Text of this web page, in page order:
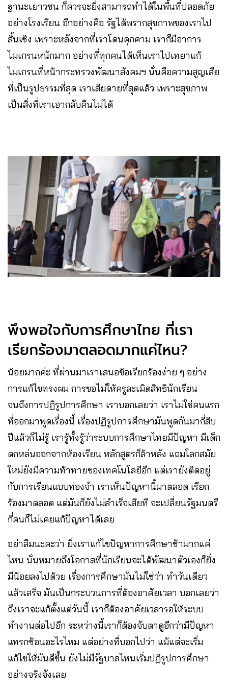
ฐานะเยาวชน ก็ควรจะยิ่งสามารถทำได้ในพื้นที่ปลอดภัย
อย่างโรงเรียน อีกอย่างคือ รัฐได้พรากสุขภาพของเราไป
สิ้นเชิง เพราะหลังจากที่เราโดนคุกคาม เราก็มีอาการ
ไมเกรนหนักมาก อย่างที่ทุกคนได้เห็นเราไปเทยาแก้
ไมเกรนที่หน้ากระทรวงพัฒนาสังคมฯ นั่นคือความสูญเสีย
ที่เป็นรูปธรรมที่สุด เราเสียดายที่สุดแล้ว เพราะสุขภาพ
เป็นสิ่งที่เราเอากลับคืนไม่ได้
พึงพอใจกับการศึกษาไทย ที่เรา
เรียกร้องมาตลอดมากแค่ไหน?
น้อยมากค่ะ ที่ผ่านมาเราเสนอข้อเรียกร้องง่าย ๆ อย่าง
การแก้ไขทรงผม การขอไม่ให้ครูละเมิดสิทธินักเรียน
จนถึงการปฏิรูปการศึกษา เราบอกเลยว่า เราไม่ใช่คนแรก
ที่ออกมาพูดเรื่องนี้ เรื่องปฏิรูปการศึกษามันพูดกันมากี่สิบ
ปีแล้วก็ไม่รู้ เรารู้ทั้งรู้ว่าระบบการศึกษาไทยมีปัญหา มีเด็ก
ตกหล่นออกจากห้องเรียน หลักสูตรก็ล้าหลัง แถมโลกสมัย
ใหม่ยังมีความท้าทายของเทคโนโลยีอีก แต่เรายังติดอยู่
กับการเรียนแบบท่องจำ เราเห็นปัญหานี้มาตลอด เรียก
ร้องมาตลอด แต่มันก็ยังไม่สำเร็จเสียที จะเปลี่ยนรัฐมนตรี
กี่คนก็ไม่เคยแก้ปัญหาได้เลย
อย่าลืมนะคะว่า ยิ่งเราแก้ไขปัญหาการศึกษาช้ามากแค่
ไหน นั่นหมายถึงโอกาสที่นักเรียนจะได้พัฒนาตัวเองก็ยิ่ง
มีน้อยลงไปด้วย เรื่องการศึกษามันไม่ใช่ว่า ทำวันเดียว
แล้วเสร็จ มันเป็นกระบวนการที่ต้องอาศัยเวลา บอกเลยว่า
ถึงเราจะแก้ตั้งแต่วันนี้ เราก็ต้องอาศัยเวลารอให้ระบบ
ทำงานต่อไปอีก ระหว่างนี้เราก็ต้องจับตาดูอีกว่ามีปัญหา
แทรกซ้อนอะไรไหม แต่อย่างที่บอกไปว่า แม้แต่จะเริ่ม
แก้ไขให้มันดีขึ้น ยังไม่มีรัฐบาลไหนเริ่มปฏิรูปการศึกษา
อย่างจริงจังเลย